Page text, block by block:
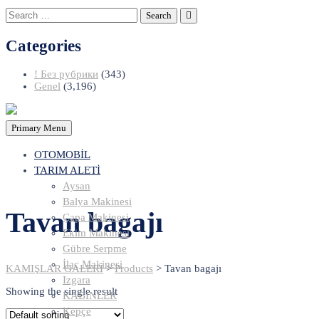
Search
for:
Categories
! Без рубрики (343)
Genel (3,196)
Primary Menu
OTOMOBİL
TARIM ALETİ
Aysan
Balya Makinesi
Çapa Makinesi
Ekim Makinesi
Gübre Serpme
İlaç Makinesi
Izgara
KABİNLER
Kepçe
Tavan bagajı
KAMIŞLAR GALERİ>Products > Tavan bagajı
Showing the single result